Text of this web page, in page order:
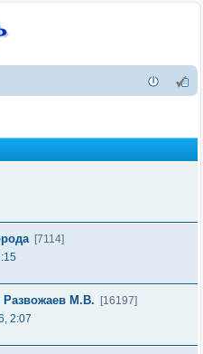
[7114]
Развожаев М.В.
[16197]
2:07